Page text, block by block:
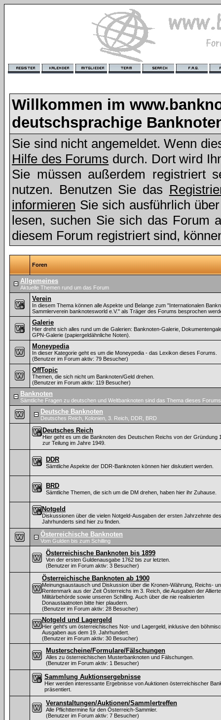
Willkommen im
deutschsprachige
Sie sind nicht angemeldet. Wenn
Hilfe des Forums durch. Dort wird
Sie müssen außerdem registriert
nutzen. Benutzen Sie das
informieren Sie sich ausführlich
lesen, suchen Sie sich das Forum
diesem Forum registriert sind,
Foren
Allgemeines
Aktuelle Themen rund um das Forum
Verein
In diesem Thema können alle Aspekte und Belange zum "Internationalen
Sammlerverein banknotesworld e.V." als Träger des Forums besprochen
Galerie
Hier dreht sich alles rund um die Galerien: Banknoten-Galerie,
GPN-Galerie (papiergeldähnliche Noten).
Moneypedia
In dieser Kategorie geht es um die Moneypedia - das Lexikon dieses Forums.
(Benutzer im Forum aktiv: 79 Besucher)
OffTopic
Themen, die sich nicht um Banknoten/Geld drehen.
(Benutzer im Forum aktiv: 119 Besucher)
Banknoten
Sämtliche Fragen zu deutschen und Weltbanknoten sind das Thema dieses
Deutsche Banknoten
Deutsches Reich, Kolonien, 3. Reich, DDR, BRD
Deutsches Reich
Hier geht es um die Banknoten des Deutschen Reichs von der Gründung
zur Teilung im Jahre 1949.
DDR
Sämtliche Aspekte der DDR-Banknoten können hier diskutiert werden.
BRD
Sämtliche Themen, die sich um die DM drehen, haben hier ihr Zuhause.
Notgeld
Diskussionen über die vielen Notgeld-Ausgaben der ersten Jahrzehnte
Jahrhunderts sind hier zu finden.
Österreichische Banknoten
Vom Gulden bis zum Schilling
Österreichische Banknoten bis 1899
Von der ersten Guldenausgabe 1762 bis zur letzten.
(Benutzer im Forum aktiv: 3 Besucher)
Österreichische Banknoten ab 1900
Meinungsaustausch und Diskussion über die Kronen-Währung, Reichs-
Rentenmark aus der Zeit Österreichs im 3. Reich, die Ausgaben der
Militärbehörde sowie unseren Schilling. Auch über die nie realisierten
Donaustaatnoten bitte hier plaudern.
(Benutzer im Forum aktiv: 28 Besucher)
Notgeld und Lagergeld
Hier geht's um österreichisches Not- und Lagergeld, inklusive den
Ausgaben aus dem 19. Jahrhundert.
(Benutzer im Forum aktiv: 30 Besucher)
Musterscheine/Formulare/Fälschungen
Alles zu österreichischen Musterbanknoten und Fälschungen.
(Benutzer im Forum aktiv: 1 Besucher)
Sammlung Auktionsergebnisse
Hier werden interessante Ergebnisse von Auktionen österreichischer
präsentiert.
Veranstaltungen/Auktionen/Sammlertreffen
Alle Pflichttermine für den Österreich-Sammler.
(Benutzer im Forum aktiv: 7 Besucher)